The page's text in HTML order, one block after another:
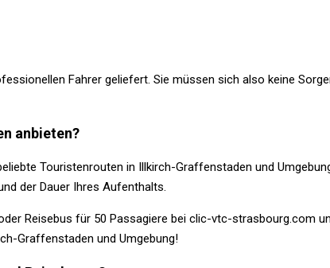
Fahrer geliefert. Sie müssen sich also keine
anbieten?
Touristenrouten in Illkirch-Graffenstaden und
der Dauer Ihres Aufenthalts.
Reisebus für 50 Passagiere bei clic-vtc-strasbourg.com
Graffenstaden und Umgebung!